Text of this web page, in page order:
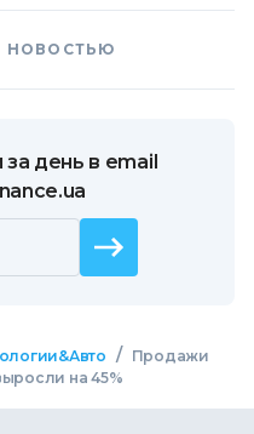
НОВОСТЬЮ
день в email
/
Продажи
на 45%